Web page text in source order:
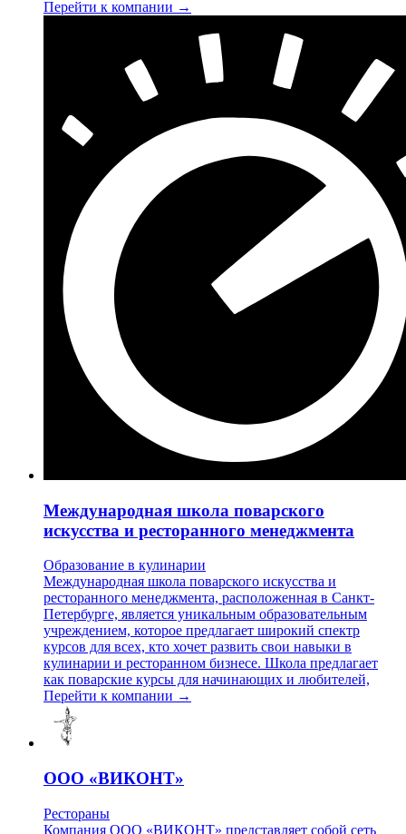
Перейти к компании →
Международная школа поварского
искусства и ресторанного менеджмента
Образование в кулинарии
Международная школа поварского искусства и
ресторанного менеджмента, расположенная в Санкт-
Петербурге, является уникальным образовательным
учреждением, которое предлагает широкий спектр
курсов для всех, кто хочет развить свои навыки в
кулинарии и ресторанном бизнесе. Школа предлагает
как поварские курсы для начинающих и любителей,
Перейти к компании →
ООО «ВИКОНТ»
Рестораны
Компания ООО «ВИКОНТ» представляет собой сеть